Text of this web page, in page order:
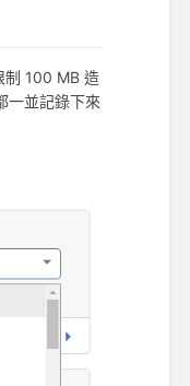
制 100 MB 造
一並記錄下來